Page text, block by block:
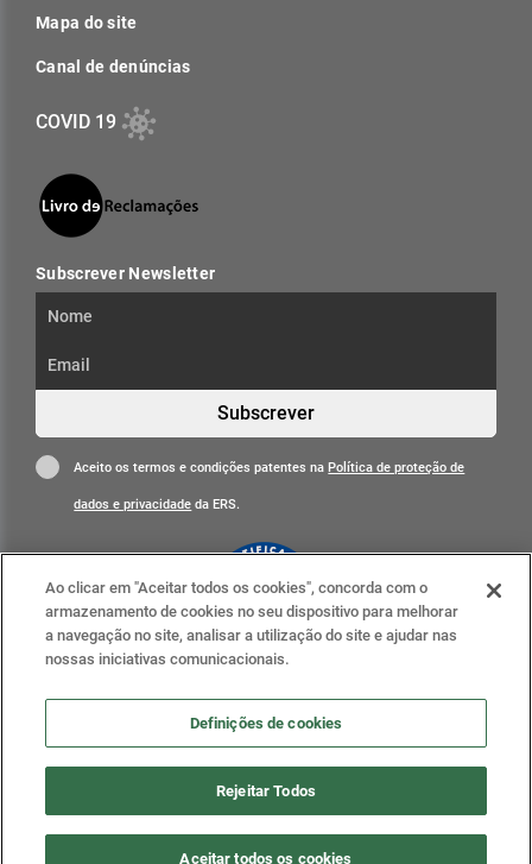
Mapa do site
Canal de denúncias
COVID 19
Subscrever Newsletter
Subscrever
Aceito os termos e condições patentes naPolítica de proteção de
dados e privacidade da ERS.
Clique para mais informações
ERS nas redes sociais
2020 . ERS - Entidade Reguladora da Saúde, todos os
Ao clicar em "Aceitar todos os cookies", concorda com o
armazenamento de cookies no seu dispositivo para melhorar
a navegação no site, analisar a utilização do site e ajudar nas
nossas iniciativas comunicacionais.
Definições de cookies
Rejeitar Todos
Aceitar todos os cookies